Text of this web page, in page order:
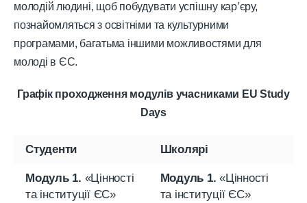
молодій людині, щоб побудувати успішну кар’єру,
познайомляться з освітніми та культурними
програмами, багатьма іншими можливостями для
молоді в ЄС.
Графік проходження модулів учасниками EU Study
Days
Студенти Школярі
Модуль 1. «Цінності
та інституції ЄС»
Модуль 1. «Цінності
та інституції ЄС»